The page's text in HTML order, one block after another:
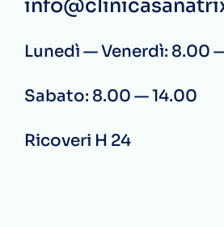
Lunedì — Venerdì: 8.00
Sabato: 8.00 — 14.00
Ricoveri H 24